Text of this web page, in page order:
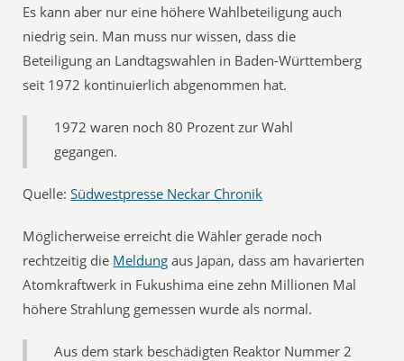
Es kann aber nur eine höhere Wahlbeteiligung auch
niedrig sein. Man muss nur wissen, dass die
Beteiligung an Landtagswahlen in Baden-Württemberg
seit 1972 kontinuierlich abgenommen hat.
1972 waren noch 80 Prozent zur Wahl
gegangen.
Quelle:Südwestpresse Neckar Chronik
Möglicherweise erreicht die Wähler gerade noch
rechtzeitig die Meldung aus Japan, dass am havarierten
Atomkraftwerk in Fukushima eine zehn Millionen Mal
höhere Strahlung gemessen wurde als normal.
Aus dem stark beschädigten Reaktor Nummer 2